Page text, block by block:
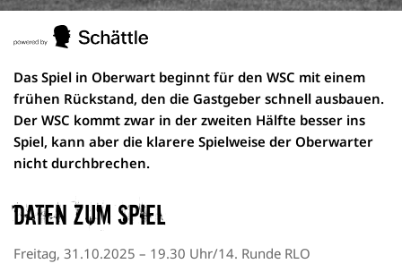
Das Spiel in Oberwart beginnt für den WSC mit einem
frühen Rückstand, den die Gastgeber schnell ausbauen.
Der WSC kommt zwar in der zweiten Hälfte besser ins
Spiel, kann aber die klarere Spielweise der Oberwarter
nicht durchbrechen.
Daten zum Spiel
Freitag, 31.10.2025 – 19.30 Uhr/14. Runde RLO